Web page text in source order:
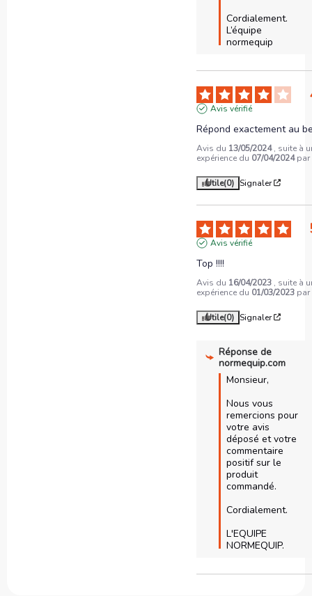
Cordialement.
L’équipe
normequip
Avis vérifié
Répond exactement au
Avis du 13/05/2024 , suite à
expérience du 07/04/2024 par
Utile(0) Signaler
Avis vérifié
Top !!!!
Avis du 16/04/2023 , suite à
expérience du 01/03/2023 par
Utile(0) Signaler
Réponse de
normequip.com
Monsieur,
Nous vous
remercions pour
votre avis
déposé et votre
commentaire
positif sur le
produit
commandé.
Cordialement.
L'EQUIPE
NORMEQUIP.